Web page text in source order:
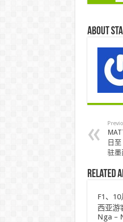
About
日
驻墨
Related
F1、
西亚游
Nga –